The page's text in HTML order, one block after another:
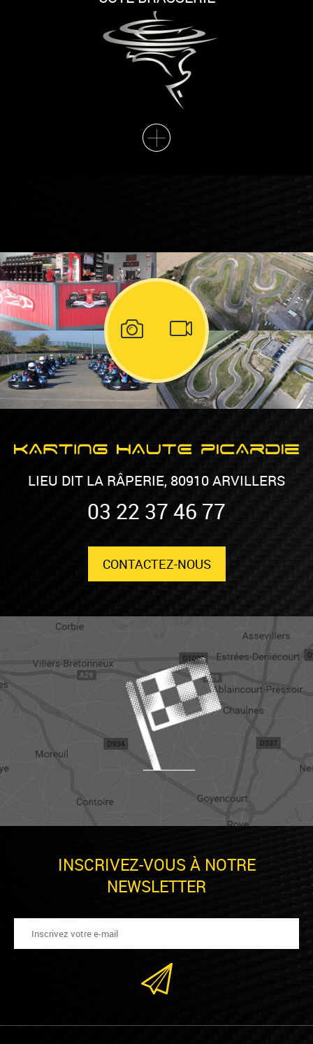
LIEU DIT LA RÂPERIE, 80910 ARVILLERS
03 22 37 46 77
CONTACTEZ-NOUS
INSCRIVEZ-VOUS À NOTRE
NEWSLETTER